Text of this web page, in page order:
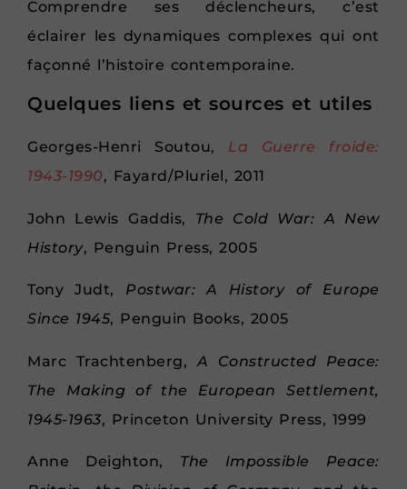
Comprendre ses déclencheurs, c’est
éclairer les dynamiques complexes qui ont
façonné l’histoire contemporaine.
Quelques liens et sources et utiles
Georges-Henri Soutou, La Guerre froide:
1943-1990, Fayard/Pluriel, 2011
John Lewis Gaddis, The Cold War: A New
History, Penguin Press, 2005
Tony Judt, Postwar: A History of Europe
Since 1945, Penguin Books, 2005
Marc Trachtenberg, A Constructed Peace:
The Making of the European Settlement,
1945-1963, Princeton University Press, 1999
Anne Deighton, The Impossible Peace: